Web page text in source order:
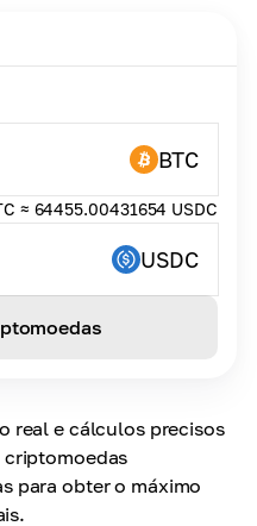
real e cálculos precisos
para obter o máximo
BTC
≈ 64455.00431654 USDC
USDC